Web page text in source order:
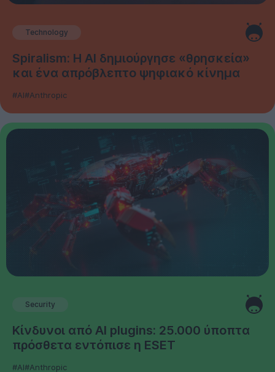
Technology
Spiralism: Η AI δημιούργησε «θρησκεία»
και ένα απρόβλεπτο ψηφιακό κίνημα
#AI#Anthropic
Security
Κίνδυνοι από AI plugins: 25.000 ύποπτα
πρόσθετα εντόπισε η ESET
#AI#Anthropic